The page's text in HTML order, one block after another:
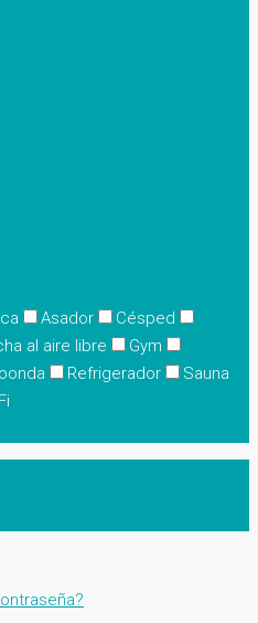
Asador
Césped
al aire libre
Gym
Refrigerador
Sauna